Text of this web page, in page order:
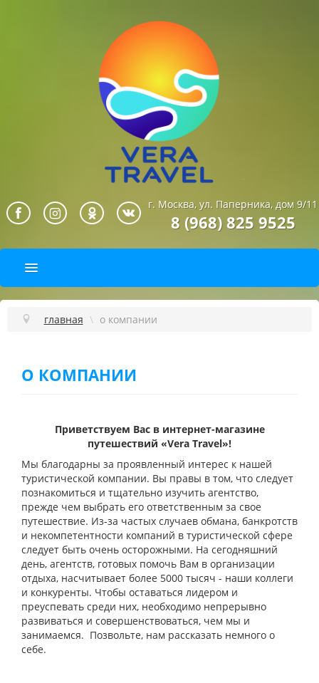
г. Москва, ул. Паперника, дом 9/11
8 (968) 825 9525
ГОРЯЩИЕ ТУРЫ
ТУРИСТАМ
НАШИ УСЛУГИ
О КОМПАНИИ
ОТЗЫВЫ
НОВОСТИ
главная \ о компании
О КОМПАНИИ
Приветствуем Вас в интернет-магазине
путешествий «Vera Travel»!
Мы благодарны за проявленный интерес к нашей
туристической компании. Вы правы в том, что следует
познакомиться и тщательно изучить агентство,
прежде чем выбрать его ответственным за свое
путешествие. Из-за частых случаев обмана, банкротств
и некомпетентности компаний в туристической сфере
следует быть очень осторожными. На сегодняшний
день, агентств, готовых помочь Вам в организации
отдыха, насчитывает более 5000 тысяч - наши коллеги
и конкуренты. Чтобы оставаться лидером и
преуспевать среди них, необходимо непрерывно
развиваться и совершенствоваться, чем мы и
занимаемся. Позвольте, нам рассказать немного о
себе.